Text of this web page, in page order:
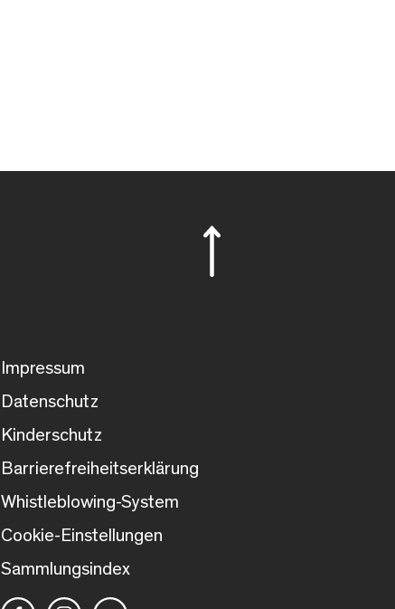
Impressum
Datenschutz
Kinderschutz
Barrierefreiheitserklärung
Whistleblowing-System
Cookie-Einstellungen
Sammlungsindex